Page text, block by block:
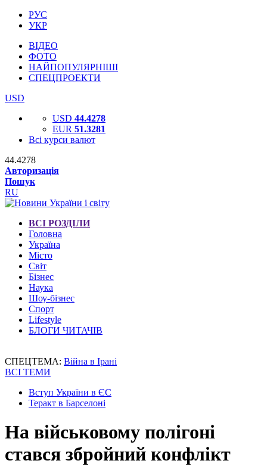
РУС
УКР
ВІДЕО
ФОТО
НАЙПОПУЛЯРНІШІ
СПЕЦПРОЕКТИ
USD
USD 44.4278
EUR 51.3281
Всі курси валют
44.4278
Авторизація
Пошук
RU
ВСІ РОЗДІЛИ
Головна
Україна
Місто
Світ
Бізнес
Наука
Шоу-бізнес
Спорт
Lifestyle
БЛОГИ ЧИТАЧІВ
СПЕЦТЕМА: Війна в Ірані
ВСІ ТЕМИ
Вступ України в ЄС
Теракт в Барселоні
На військовому полігоні
стався збройний конфлікт